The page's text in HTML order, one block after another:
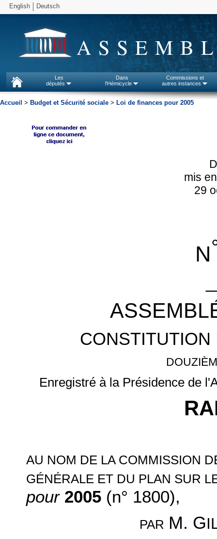
English Deutsch
Les
députés
Dans
l'Hémicycle
Commissions et
autres instances
Accueil > Budget et Sécurité sociale > Loi de finances pour 2005
mis
29
N
Enregistré à la Présidence de
AU NOM DE LA COMMISSION
GÉNÉRALE ET DU PLAN SUR
pour2005 (n° 1800),
PAR M. G